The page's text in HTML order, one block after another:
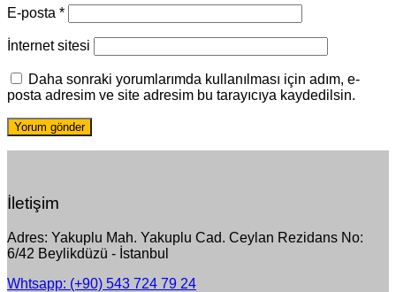
E-posta *
İnternet sitesi
Daha sonraki yorumlarımda kullanılması için adım, e-
posta adresim ve site adresim bu tarayıcıya kaydedilsin.
İletişim
Adres: Yakuplu Mah. Yakuplu Cad. Ceylan Rezidans No:
6/42 Beylikdüzü - İstanbul
Whtsapp: (+90) 543 724 79 24